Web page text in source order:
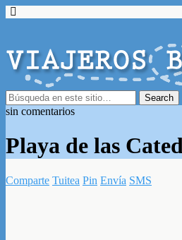
sin comentarios
Playa de las
Comparte Tuitea Pin Envía SMS